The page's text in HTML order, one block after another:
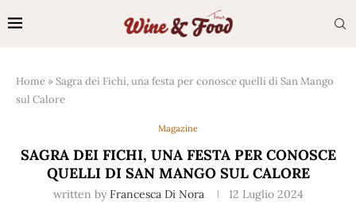
Home »Sagra dei Fichi, una festa per conosce quelli di San Mango
sul Calore
Magazine
SAGRA DEI FICHI, UNA FESTA PER CONOSCE
QUELLI DI SAN MANGO SUL CALORE
written by Francesca Di Nora 12 Luglio 2024